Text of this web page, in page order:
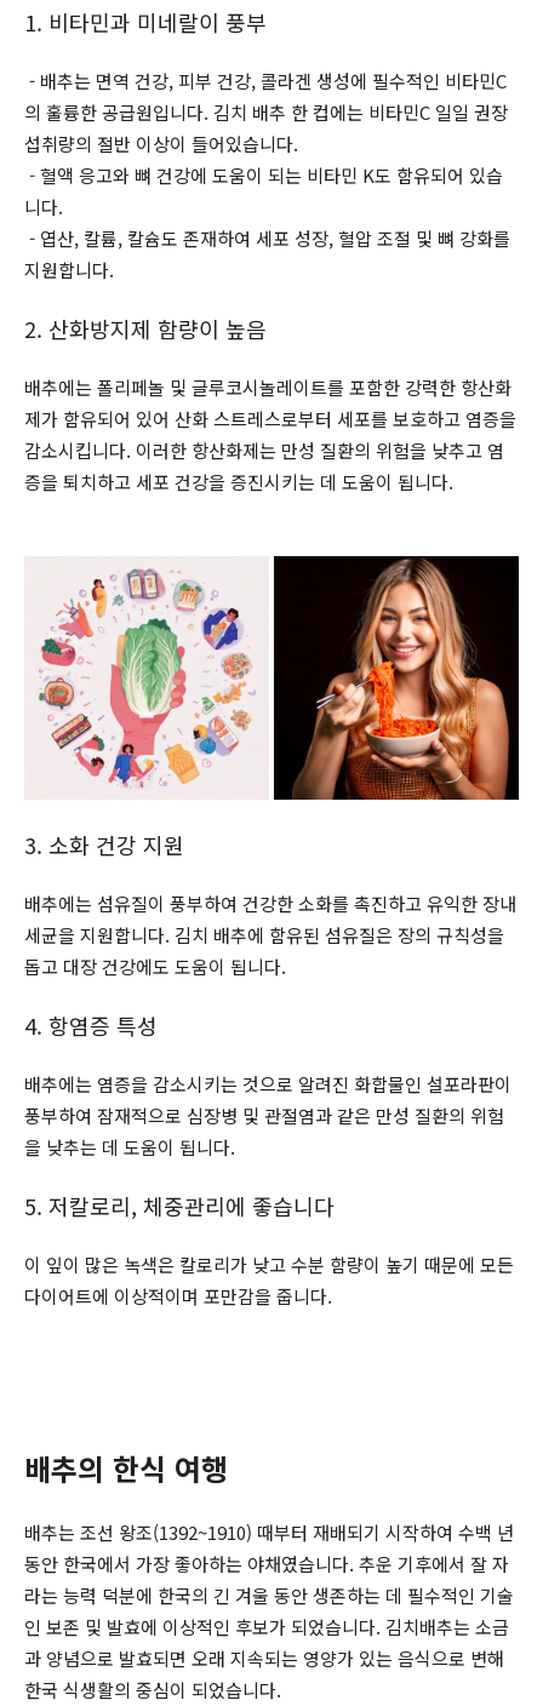
1. 비타민과 미네랄이 풍부
- 배추는 면역 건강, 피부 건강, 콜라겐 생성에 필수적인 비타민C
의 훌륭한 공급원입니다. 김치 배추 한 컵에는 비타민C 일일 권장
섭취량의 절반 이상이 들어있습니다.
- 혈액 응고와 뼈 건강에 도움이 되는 비타민 K도 함유되어 있습
니다.
- 엽산, 칼륨, 칼슘도 존재하여 세포 성장, 혈압 조절 및 뼈 강화를
지원합니다.
2. 산화방지제 함량이 높음
배추에는 폴리페놀 및 글루코시놀레이트를 포함한 강력한 항산화
제가 함유되어 있어 산화 스트레스로부터 세포를 보호하고 염증을
감소시킵니다. 이러한 항산화제는 만성 질환의 위험을 낮추고 염
증을 퇴치하고 세포 건강을 증진시키는 데 도움이 됩니다.
3. 소화 건강 지원
배추에는 섬유질이 풍부하여 건강한 소화를 촉진하고 유익한 장내
세균을 지원합니다. 김치 배추에 함유된 섬유질은 장의 규칙성을
돕고 대장 건강에도 도움이 됩니다.
4. 항염증 특성
배추에는 염증을 감소시키는 것으로 알려진 화합물인 설포라판이
풍부하여 잠재적으로 심장병 및 관절염과 같은 만성 질환의 위험
을 낮추는 데 도움이 됩니다.
5. 저칼로리, 체중관리에 좋습니다
이 잎이 많은 녹색은 칼로리가 낮고 수분 함량이 높기 때문에 모든
다이어트에 이상적이며 포만감을 줍니다.
배추의 한식 여행
배추는 조선 왕조(1392~1910) 때부터 재배되기 시작하여 수백 년
동안 한국에서 가장 좋아하는 야채였습니다. 추운 기후에서 잘 자
라는 능력 덕분에 한국의 긴 겨울 동안 생존하는 데 필수적인 기술
인 보존 및 발효에 이상적인 후보가 되었습니다. 김치배추는 소금
과 양념으로 발효되면 오래 지속되는 영양가 있는 음식으로 변해
한국 식생활의 중심이 되었습니다.